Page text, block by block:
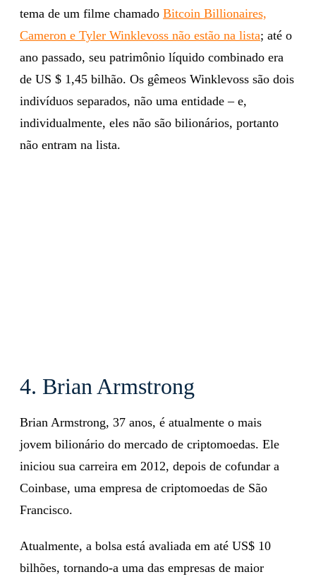
tema de um filme chamado Bitcoin Billionaires,
Cameron e Tyler Winklevoss não estão na lista; até o
ano passado, seu patrimônio líquido combinado era
de US $ 1,45 bilhão. Os gêmeos Winklevoss são dois
indivíduos separados, não uma entidade – e,
individualmente, eles não são bilionários, portanto
não entram na lista.
4. Brian Armstrong
Brian Armstrong, 37 anos, é atualmente o mais
jovem bilionário do mercado de criptomoedas. Ele
iniciou sua carreira em 2012, depois de cofundar a
Coinbase, uma empresa de criptomoedas de São
Francisco.
Atualmente, a bolsa está avaliada em até US$ 10
bilhões, tornando-a uma das empresas de maior